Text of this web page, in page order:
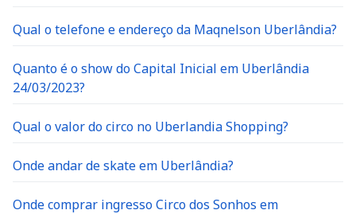
Qual o telefone e endereço da Maqnelson Uberlândia?
Quanto é o show do Capital Inicial em Uberlândia
24/03/2023?
Qual o valor do circo no Uberlandia Shopping?
Onde andar de skate em Uberlândia?
Onde comprar ingresso Circo dos Sonhos em